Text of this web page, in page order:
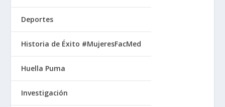
Deportes
Historia de Éxito #MujeresFacMed
Huella Puma
Investigación